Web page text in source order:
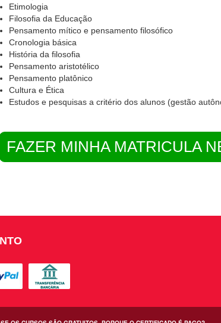
Etimologia
Filosofia da Educação
Pensamento mítico e pensamento filosófico
Cronologia básica
História da filosofia
Pensamento aristotélico
Pensamento platônico
Cultura e Ética
Estudos e pesquisas a critério dos alunos (gestão
FAZER MINHA MATRICULA